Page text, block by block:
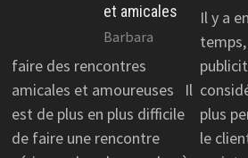
et amicales
Barbara
faire des rencontres
amicales et amoureuses Il
est de plus en plus difficile
de faire une rencontre
Il y a
plus
le